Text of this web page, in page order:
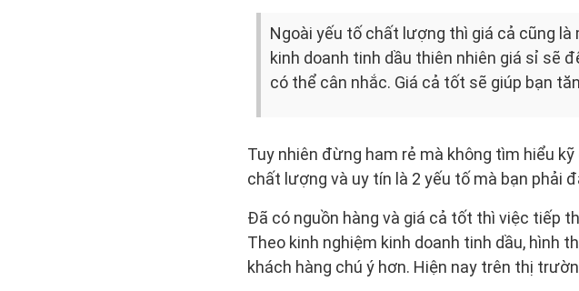
Ngoài yếu tố chất lượng thì giá cả cũng
kinh doanh tinh dầu thiên nhiên giá sỉ sẽ
có thể cân nhắc. Giá cả tốt sẽ giúp bạn
Tuy nhiên đừng ham rẻ mà không tìm hiểu
chất lượng và uy tín là 2 yếu tố mà bạn phải
Đã có nguồn hàng và giá cả tốt thì việc tiếp
Theo kinh nghiệm kinh doanh tinh dầu, hình
khách hàng chú ý hơn. Hiện nay trên thị